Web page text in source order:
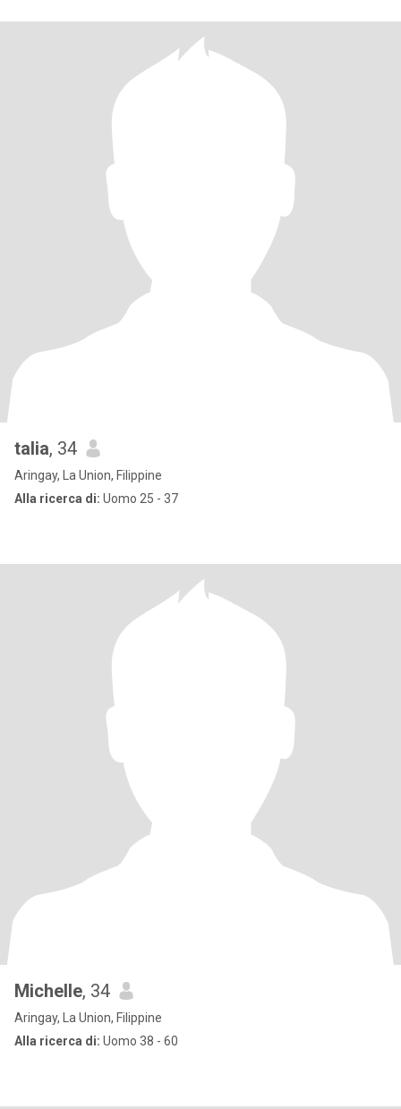
talia, 34
Aringay, La Union, Filippine
Alla ricerca di: Uomo 25 - 37
Michelle, 34
Aringay, La Union, Filippine
Alla ricerca di: Uomo 38 - 60